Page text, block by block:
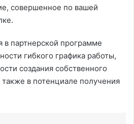
совершенное по вашей
в партнерской программе
гибкого графика работы,
создания собственного
также в потенциале получения